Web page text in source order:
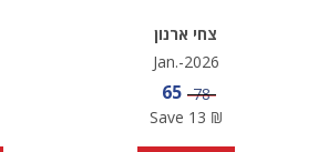
צחי ארנון
Jan.-2026
Sale price
65 Price
78
Save 13 ₪